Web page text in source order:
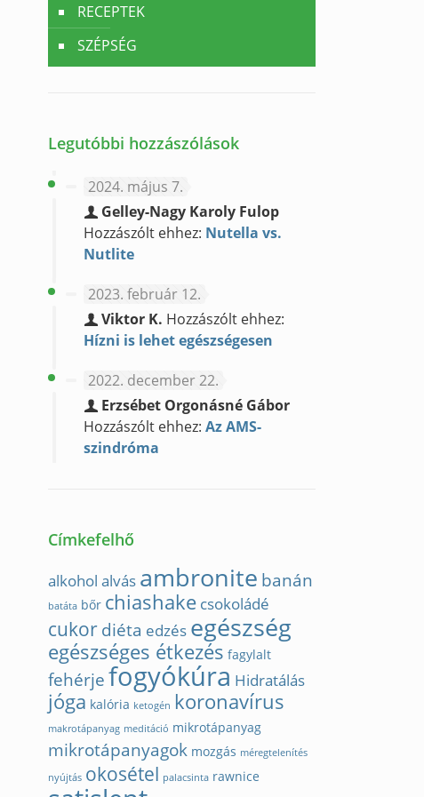
RECEPTEK
SZÉPSÉG
Legutóbbi hozzászólások
2024. május 7.
Gelley-Nagy Karoly Fulop
Hozzászólt ehhez: Nutella vs.
Nutlite
2023. február 12.
Viktor K. Hozzászólt ehhez:
Hízni is lehet egészségesen
2022. december 22.
Erzsébet Orgonásné Gábor
Hozzászólt ehhez: Az AMS-
szindróma
Címkefelhő
alkohol alvás ambronite banán
batáta bőr chiashake csokoládé
cukor diéta edzés egészség
egészséges étkezés fagylalt
fehérje fogyókúra Hidratálás
jóga kalória ketogén koronavírus
makrotápanyag meditáció mikrotápanyag
mikrotápanyagok mozgás méregtelenítés
nyújtás okosétel palacsinta rawnice